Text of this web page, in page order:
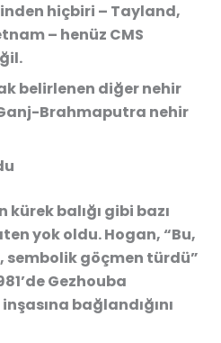
hiçbiri – Tayland,
– henüz CMS
belirlenen diğer nehir
Brahmaputra nehir
balığı gibi bazı
yok oldu. Hogan, “Bu,
sembolik göçmen türdü”
Gezhouba
bağlandığını